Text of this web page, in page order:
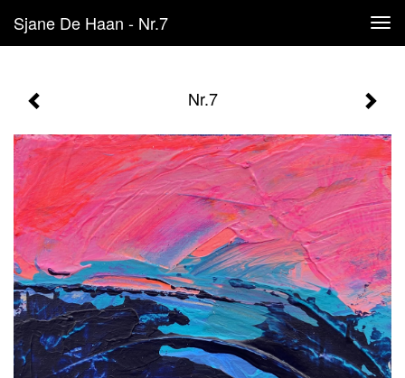
Sjane De Haan - Nr.7
Nr.7